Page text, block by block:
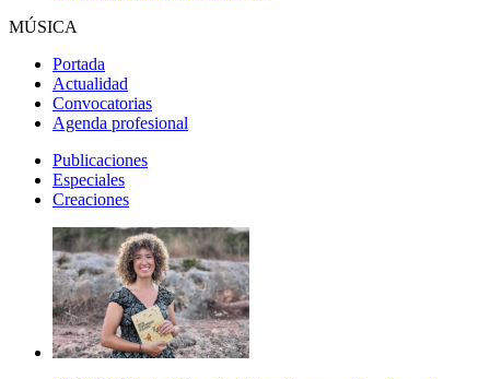
MÚSICA
Portada
Actualidad
Convocatorias
Agenda profesional
Publicaciones
Especiales
Creaciones